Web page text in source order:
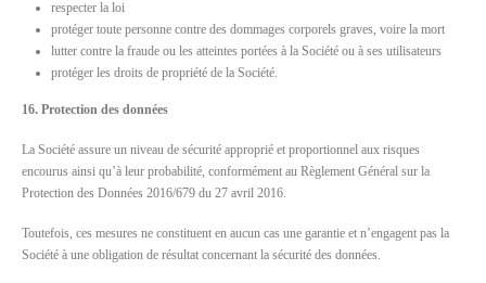
respecter la loi
protéger toute personne contre des dommages corporels graves, voire la mort
lutter contre la fraude ou les atteintes portées à la Société ou à ses utilisateurs
protéger les droits de propriété de la Société.
16. Protection des données
La Société assure un niveau de sécurité approprié et proportionnel aux risques
encourus ainsi qu’à leur probabilité, conformément au Règlement Général sur la
Protection des Données 2016/679 du 27 avril 2016.
Toutefois, ces mesures ne constituent en aucun cas une garantie et n’engagent pas la
Société à une obligation de résultat concernant la sécurité des données.